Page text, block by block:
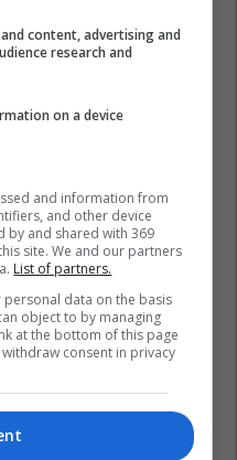
content, advertising and
research and
on a device
and information from
and other device
by and shared with 369
site. We and our partners
List of partners.
data on the basis
object to by managing
at the bottom of this page
consent in privacy